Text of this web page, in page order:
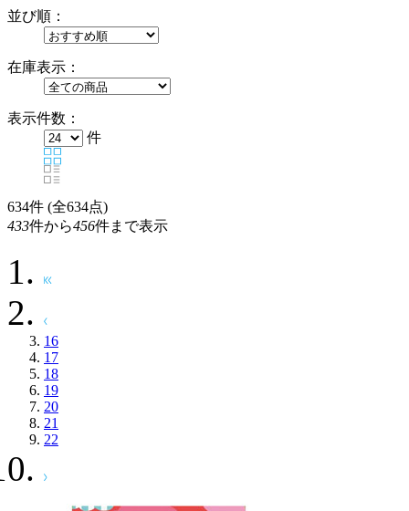
並び順：
在庫表示：
表示件数：
件
634件 (全634点)
433件から456件まで表示
16
17
18
19
20
21
22